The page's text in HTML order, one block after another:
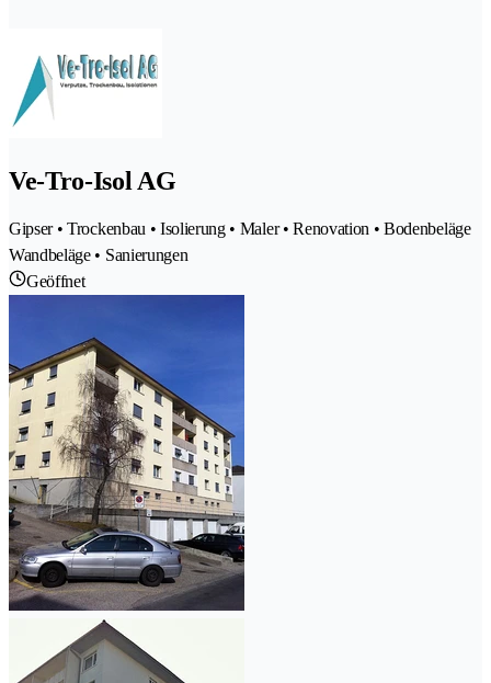
Ve-Tro-Isol AG
Gipser • Trockenbau • Isolierung • Maler • Renovation • Bodenbeläge
Wandbeläge • Sanierungen
Geöffnet